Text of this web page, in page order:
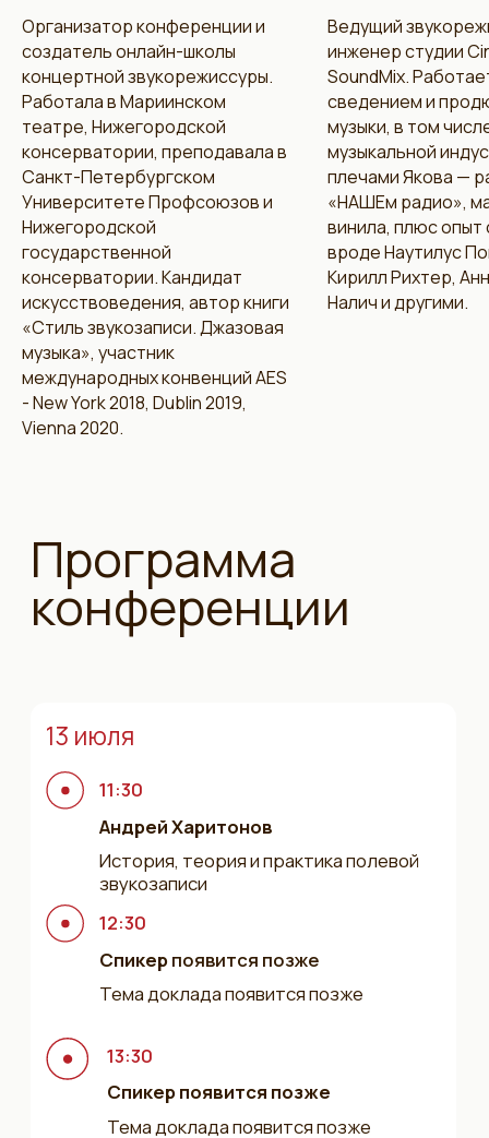
Организатор конференции и
создатель онлайн-школы
концертной звукорежиссуры.
Работала в Мариинском
театре, Нижегородской
консерватории, преподавала в
Санкт-Петербургском
Университете Профсоюзов и
Нижегородской
государственной
консерватории. Кандидат
искусствоведения, автор книги
«Стиль звукозаписи. Джазовая
музыка», участник
международных конвенций AES
- New York 2018, Dublin 2019,
Vienna 2020.
Ведущий
инженер студии
SoundMix.
сведением и
музыки, в том
музыкальной
плечами Якова —
«НАШЕм радио»,
винила, плюс опыт
вроде Наутилус
Кирилл Рихтер,
Налич и другими.
Программа
конференции
13 июля
История, теория и практика полевой
звукозаписи
Андрей Харитонов
12:30
Тема доклада появится позже
Спикерпоявится позже
13:30
Тема доклада появится позже
Спикерпоявится позже
16:00
Тема доклада появится позже
Спикерпоявится позже
14 июля
12:30
Тема доклада появится позже
Спикерпоявится позже
13:30
Тема доклада появится позже
15:00
Тема доклада появится позже
Тема доклада появится позже
Спикерпоявится позже